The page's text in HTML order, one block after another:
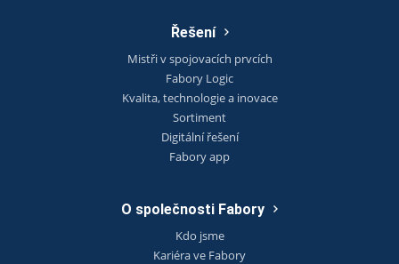
Řešení
Mistři v spojovacích prvcích
Fabory Logic
Kvalita, technologie a inovace
Sortiment
Digitální řešení
Fabory app
O společnosti Fabory
Kdo jsme
Kariéra ve Fabory